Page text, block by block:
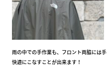
雨の中での手作業も、フロント両脇には
快適にこなすことが出来ます！